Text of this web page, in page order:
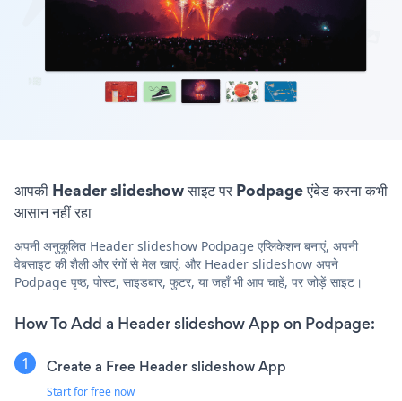
आपकी Header slideshow साइट पर Podpage एंबेड करना कभी
आसान नहीं रहा
अपनी अनुकूलित Header slideshow Podpage एप्लिकेशन बनाएं, अपनी
वेबसाइट की शैली और रंगों से मेल खाएं, और Header slideshow अपने
Podpage पृष्ठ, पोस्ट, साइडबार, फुटर, या जहाँ भी आप चाहें, पर जोड़ें साइट।
How To Add a Header slideshow App on Podpage:
Create a Free Header slideshow App
Start for free now